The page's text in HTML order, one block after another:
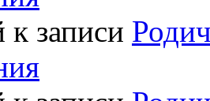
к записи